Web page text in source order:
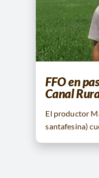
FFO en
Canal
El productor
santafesina)